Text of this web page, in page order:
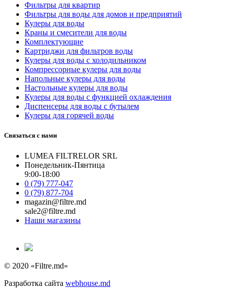
Фильтры для квартир
Фильтры для воды для домов и предприятий
Кулеры для воды
Краны и смесители для воды
Комплектующие
Картриджи для фильтров воды
Кулеры для воды с холодильником
Компрессорные кулеры для воды
Напольные кулеры для воды
Настольные кулеры для воды
Кулеры для воды с функцией охлаждения
Диспенсеры для воды с бутылем
Кулеры для горячей воды
Связаться с нами
LUMEA FILTRELOR SRL
Понедельник-Пянтица
9:00-18:00
0 (79) 777-047
0 (79) 877-704
magazin@filtre.md
sale2@filtre.md
Наши магазины
© 2020 «Filtre.md»
Разработка сайта webhouse.md